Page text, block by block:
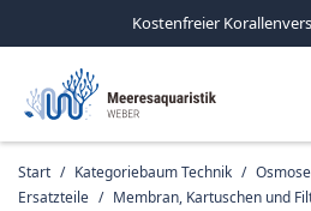
Kostenfreier
Start / Kategoriebaum Technik /
Ersatzteile / Membran, Kartuschen und